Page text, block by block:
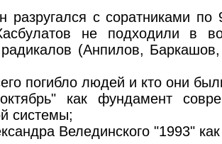
разругался с соратниками по
не подходили в
радикалов (Анпилов,
погибло людей и кто они
как фундамент
системы;
Велединского "1993" как